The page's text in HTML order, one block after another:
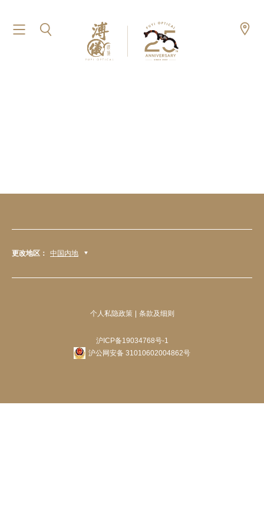
更改地区： 中国内地
个人私隐政策 条款及细则
沪ICP备19034768号-1
沪公网安备 31010602004862号